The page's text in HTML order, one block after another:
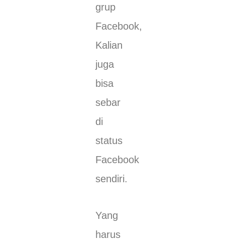
grup
Facebook,
Kalian
juga
bisa
sebar
di
status
Facebook
sendiri.
Yang
harus